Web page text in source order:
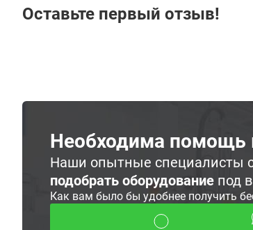
Оставьте первый отзыв!
Необходима помощь
Наши опытные специалисты
подобрать оборудование под
Как вам было бы удобнее получить